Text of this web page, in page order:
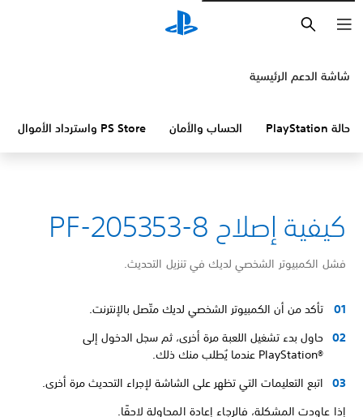
شاشة الدعم الرئيسية
حالة PlayStation الحساب والأمان PS Store واسترداد الأموال
كيفية إصلاح PF-205353-8
فشل الكمبيوتر الشخصي لديك في تنزيل التحديث.
تأكد من أن الكمبيوتر الشخصي لديك متّصل بالإنترنت.
حاول بدء تشغيل اللعبة مرة أخرى، ثم سجل الدخول إلى
PlayStation®‎ عندما يُطلب منك ذلك.
اتبع التعليمات التي تظهر على الشاشة لإجراء التحديث مرة أخرى.
إذا عاودت المشكلة، فالرجاء إعادة المحاولة لاحقًا.